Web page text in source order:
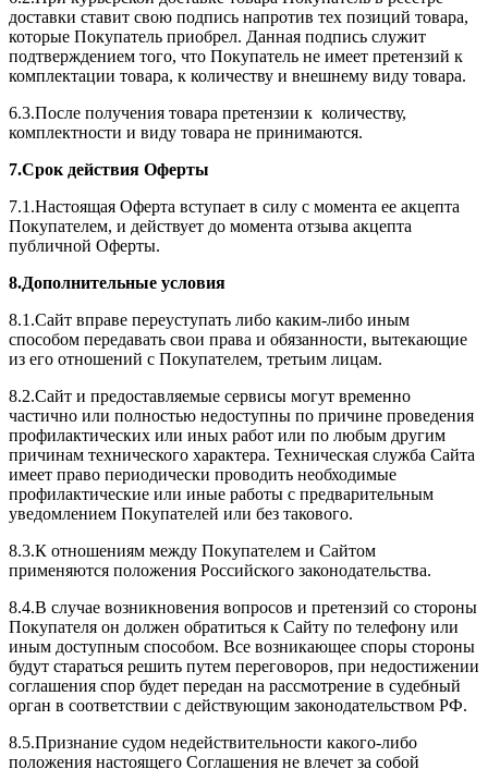
доставки ставит свою подпись напротив тех позиций товара,
которые Покупатель приобрел. Данная подпись служит
подтверждением того, что Покупатель не имеет претензий к
комплектации товара, к количеству и внешнему виду товара.
6.3.После получения товара претензии к количеству,
комплектности и виду товара не принимаются.
7.Срок действия Оферты
7.1.Настоящая Оферта вступает в силу с момента ее акцепта
Покупателем, и действует до момента отзыва акцепта
публичной Оферты.
8.Дополнительные условия
8.1.Сайт вправе переуступать либо каким-либо иным
способом передавать свои права и обязанности, вытекающие
из его отношений с Покупателем, третьим лицам.
8.2.Сайт и предоставляемые сервисы могут временно
частично или полностью недоступны по причине проведения
профилактических или иных работ или по любым другим
причинам технического характера. Техническая служба Сайта
имеет право периодически проводить необходимые
профилактические или иные работы с предварительным
уведомлением Покупателей или без такового.
8.3.К отношениям между Покупателем и Сайтом
применяются положения Российского законодательства.
8.4.В случае возникновения вопросов и претензий со стороны
Покупателя он должен обратиться к Сайту по телефону или
иным доступным способом. Все возникающее споры стороны
будут стараться решить путем переговоров, при недостижении
соглашения спор будет передан на рассмотрение в судебный
орган в соответствии с действующим законодательством РФ.
8.5.Признание судом недействительности какого-либо
положения настоящего Соглашения не влечет за собой